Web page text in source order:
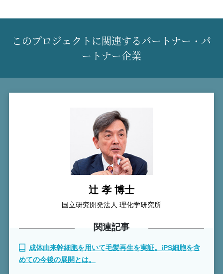
このプロジェクトに関連するパートナー・パ
ートナー企業
辻 孝 博士
国立研究開発法人 理化学研究所
関連記事
成体由来幹細胞を用いて毛髪再生を実証。iPS細胞を含
めての今後の展開とは。